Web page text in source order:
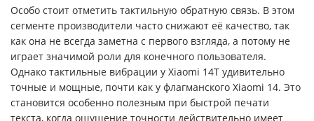
Особо стоит отметить тактильную обратную связь. В этом
сегменте производители часто снижают её качество, так
как она не всегда заметна с первого взгляда, а потому не
играет значимой роли для конечного пользователя.
Однако тактильные вибрации у Xiaomi 14T удивительно
точные и мощные, почти как у флагманского Xiaomi 14. Это
становится особенно полезным при быстрой печати
текста, когда ощущение точности действительно имеет